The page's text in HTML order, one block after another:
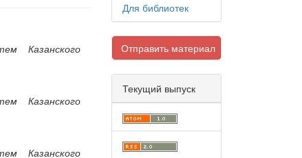
Казанского
Казанского
Казанского
Для библиотек
Отправить материал
Текущий выпуск